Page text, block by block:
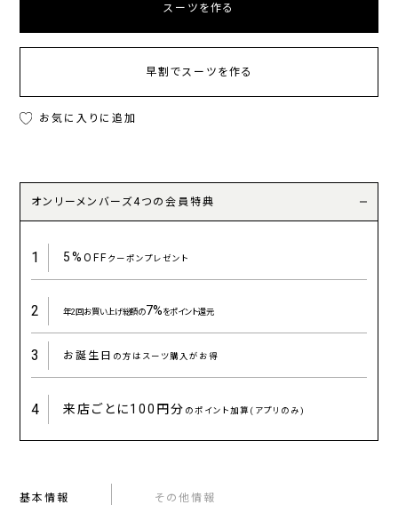
スーツを作る
早割でスーツを作る
お気に入りに追加
オンリーメンバーズ4つの会員特典
1 5%OFFクーポンプレゼント
2 年2回お買い上げ総額の7%をポイント還元
3 お誕生日 の方はスーツ購入がお得
4 来店ごとに100円分 のポイント加算(アプリのみ)
基本情報 その他情報